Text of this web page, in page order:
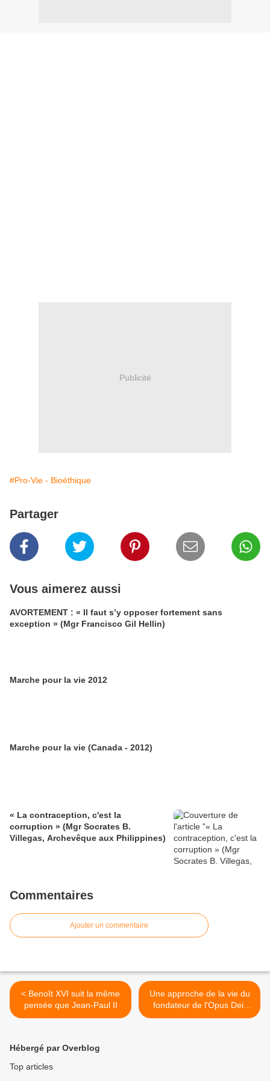
Publicité
#Pro-Vie - Bioéthique
Partager
Vous aimerez aussi
AVORTEMENT : « Il faut s’y opposer fortement sans
exception » (Mgr Francisco Gil Hellin)
Marche pour la vie 2012
Marche pour la vie (Canada - 2012)
« La contraception, c'est la
corruption » (Mgr Socrates B.
Villegas, Archevêque aux Philippines)
Commentaires
Ajouter un commentaire
< Benoît XVI suit la même
pensée que Jean-Paul II
Une approche de la vie du
fondateur de l'Opus Dei,
(Durée : 46' 55'') >
Hébergé par Overblog
Top articles